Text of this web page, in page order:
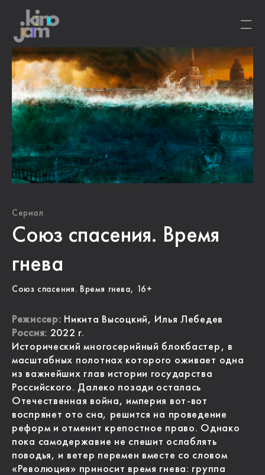
Сериал
Союз спасения. Время
гнева
Союз спасения. Время гнева, 16+
Режиссер: Никита Высоцкий, Илья Лебедев
Россия: 2022 г.
Исторический многосерийный блокбастер, в
масштабных полотнах которого оживает одна
из важнейших глав истории государства
Российского. Далеко позади осталась
Отечественная война, империя вот-вот
воспрянет ото сна, решится на проведение
реформ и отменит крепостное право. Однако
пока самодержавие не спешит ослаблять
поводья, и ветер перемен вместе со словом
«Революция» приносит время гнева: группа